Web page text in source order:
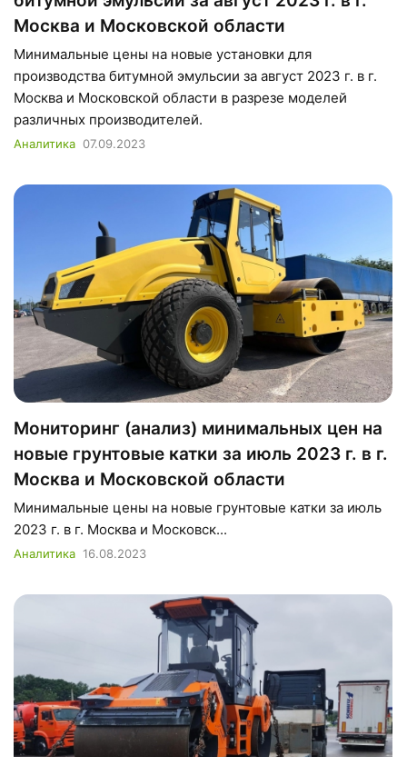
Москва и Московской области
Минимальные цены на новые установки для
производства битумной эмульсии за август 2023 г. в г.
Москва и Московской области в разрезе моделей
различных производителей.
Аналитика 07.09.2023
Мониторинг (анализ) минимальных цен на
новые грунтовые катки за июль 2023 г. в г.
Москва и Московской области
Минимальные цены на новые грунтовые катки за июль
2023 г. в г. Москва и Московск...
Аналитика 16.08.2023